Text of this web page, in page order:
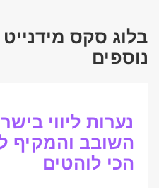
בלוג סקס
נוספים
נערות ליווי
השובב והמקיף
הכי לוהטים